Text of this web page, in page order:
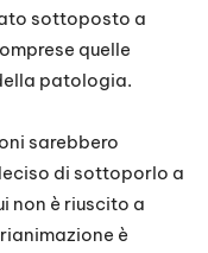
sottoposto a
quelle
patologia.
sarebbero
di sottoporlo a
non è riuscito a
è